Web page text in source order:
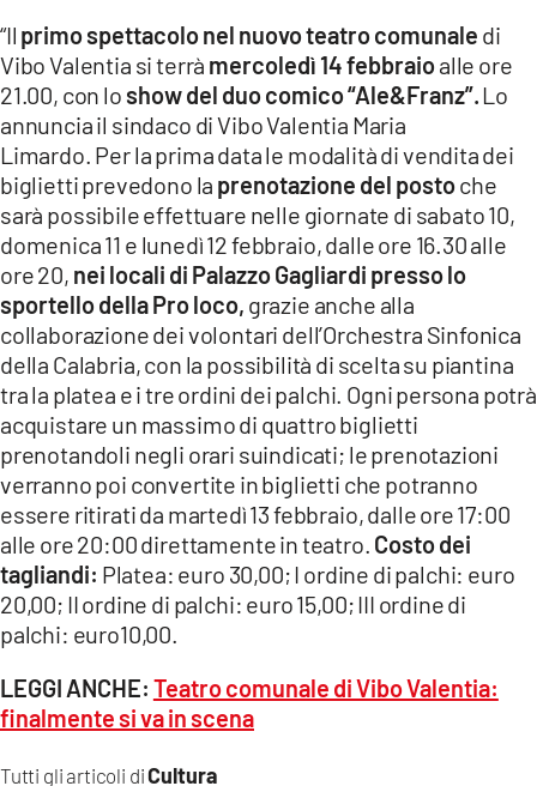
LACITYMAG.IT
ILREGGINO.IT
COSENZACHANNEL.IT
ILVIBONESE.IT
CATANZAROCHANNEL.IT
LACAPITALENEWS.IT
App
ANDROID
APPLE
Tutti gli articoli diCultura
“Il primo spettacolo nel nuovo teatro comunale di
Vibo Valentia si terrà mercoledì 14 febbraioalle ore
21.00, con lo show del duo comico “Ale&Franz”.Lo
annuncia il sindaco di Vibo Valentia Maria
Limardo. Per la prima data le modalità di vendita dei
biglietti prevedono la prenotazione del postoche
sarà possibile effettuare nelle giornate di sabato 10,
domenica 11 e lunedì 12 febbraio, dalle ore 16.30 alle
ore 20, nei locali di Palazzo Gagliardi presso lo
sportello della Pro loco, grazie anche alla
collaborazione dei volontari dell’Orchestra Sinfonica
della Calabria, con la possibilità di scelta su piantina
tra la platea e i tre ordini dei palchi. Ogni persona potrà
acquistare un massimo di quattro biglietti
prenotandoli negli orari suindicati; le prenotazioni
verranno poi convertite in biglietti che potranno
essere ritirati da martedì 13 febbraio, dalle ore 17:00
alle ore 20:00 direttamente in teatro. Costo dei
tagliandi: Platea: euro 30,00; I ordine di palchi: euro
20,00; II ordine di palchi: euro 15,00; III ordine di
palchi: euro10,00.
LEGGI ANCHE: Teatro comunale di Vibo Valentia:
finalmente si va in scena